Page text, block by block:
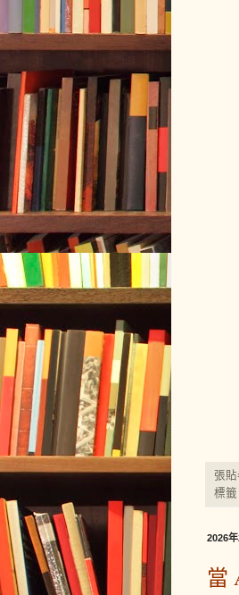
張貼
標籤
2026
當